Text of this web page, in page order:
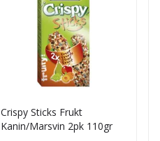
Crispy Sticks Frukt
Kanin/Marsvin 2pk 110gr